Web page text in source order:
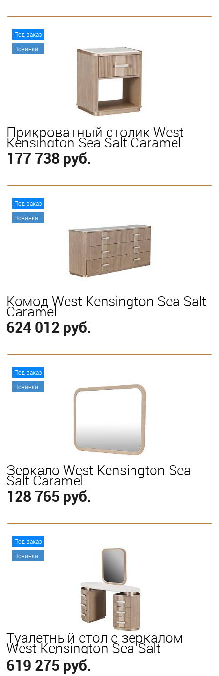
Под заказ
Новинки
Прикроватный столик West
Kensington Sea Salt Caramel
177 738 руб.
Под заказ
Новинки
Комод West Kensington Sea Salt
Caramel
624 012 руб.
Под заказ
Новинки
Зеркало West Kensington Sea
Salt Caramel
128 765 руб.
Под заказ
Новинки
Туалетный стол с зеркалом
West Kensington Sea Salt
Caramel
619 275 руб.